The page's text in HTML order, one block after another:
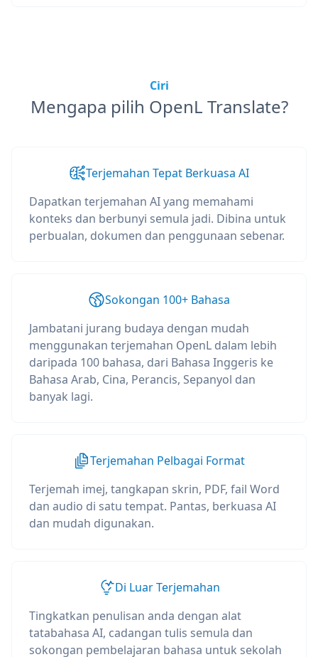
Ciri
Mengapa pilih OpenL Translate?
Terjemahan Tepat Berkuasa AI
Dapatkan terjemahan AI yang memahami
konteks dan berbunyi semula jadi. Dibina untuk
perbualan, dokumen dan penggunaan sebenar.
Sokongan 100+ Bahasa
Jambatani jurang budaya dengan mudah
menggunakan terjemahan OpenL dalam lebih
daripada 100 bahasa, dari Bahasa Inggeris ke
Bahasa Arab, Cina, Perancis, Sepanyol dan
banyak lagi.
Terjemahan Pelbagai Format
Terjemah imej, tangkapan skrin, PDF, fail Word
dan audio di satu tempat. Pantas, berkuasa AI
dan mudah digunakan.
Di Luar Terjemahan
Tingkatkan penulisan anda dengan alat
tatabahasa AI, cadangan tulis semula dan
sokongan pembelajaran bahasa untuk sekolah